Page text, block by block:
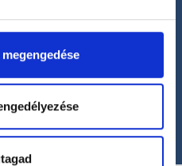
20:00)